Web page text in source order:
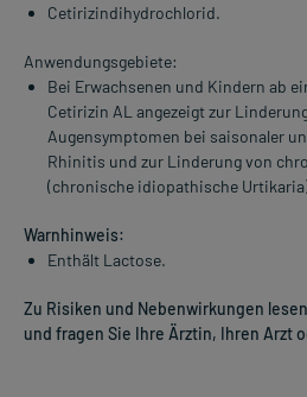
Cetirizindihydrochlorid.
Anwendungsgebiete:
Bei Erwachsenen und Kindern ab
Cetirizin AL angezeigt zur
Augensymptomen bei saisonaler
Rhinitis und zur Linderung von
(chronische idiopathische
Warnhinweis:
Enthält Lactose.
Zu Risiken und Nebenwirkungen
und fragen Sie Ihre Ärztin, Ihren Arzt